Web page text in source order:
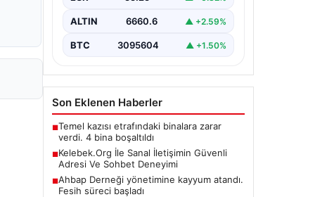
ALTIN 6660.6 ▲ +2.59%
BTC 3095604 ▲ +1.50%
Son Eklenen Haberler
■Temel kazısı etrafındaki binalara zarar
verdi. 4 bina boşaltıldı
■Kelebek.Org İle Sanal İletişimin Güvenli
Adresi Ve Sohbet Deneyimi
■Ahbap Derneği yönetimine kayyum atandı.
Fesih süreci başladı